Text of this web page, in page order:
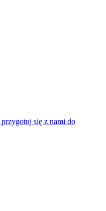
się z nami do